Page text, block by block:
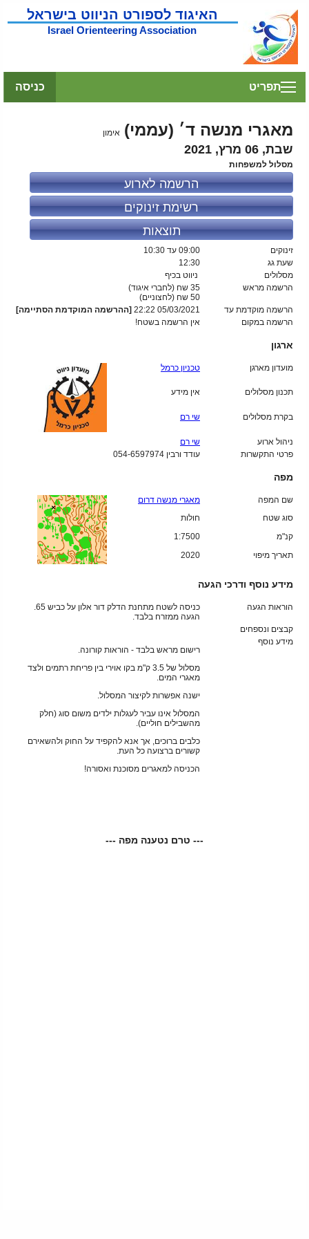
האיגוד לספורט הניווט בישראל
Israel Orienteering Association
כניסה תפריט
מאגרי מנשה ד׳ (עממי) אימון
שבת, 06 מרץ, 2021
מסלול למשפחות
הרשמה לארוע
רשימת זינוקים
תוצאות
זינוקים 09:00 עד 10:30
שעת גג
12:30
מסלולים
ניווט בכיף
הרשמה מראש
35 שח (לחברי איגוד)
50 שח (לחצוניים)
הרשמה מוקדמת עד
05/03/2021 22:22
[ההרשמה המוקדמת הסתיימה]
הרשמה במקום
אין הרשמה בשטח!
ארגון
מועדון מארגן טכניון כרמל
תכנון מסלולים אין מידע
בקרת מסלולים שי רם
ניהול ארוע
שי רם
פרטי התקשרות
עודד ורבין 054-6597974
מפה
שם המפה
מאגרי מנשה דרום
סוג שטח
חולות
קנ"מ
1:7500
תאריך מיפוי
2020
מידע נוסף ודרכי הגעה
הוראות הגעה
כניסה לשטח מתחנת הדלק דור אלון על כביש 65.
הגעה ממזרח בלבד.
קבצים ונספחים
מידע נוסף
רישום מראש בלבד - הוראות קורונה.
מסלול של 3.5 ק"מ בקו אוירי בין פריחת רתמים ולצד
מאגרי המים.
ישנה אפשרות לקיצור המסלול.
המסלול אינו עביר לעגלות ילדים משום סוג (חלק
מהשבילים חוליים).
כלבים ברוכים, אך אנא להקפיד על החוק ולהשאירם
קשורים ברצועה כל העת.
הכניסה למאגרים מסוכנת ואסורה!
--- טרם נטענה מפה ---